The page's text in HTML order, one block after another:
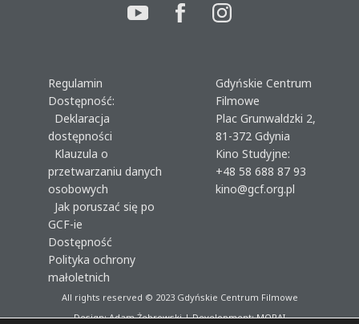
Regulamin
Dostępność:
Deklaracja
dostępności
Klauzula o
przetwarzaniu danych
osobowych
Jak poruszać się po
GCF-ie
Dostępność
Polityka ochrony
małoletnich
Gdyńskie Centrum
Filmowe
Plac Grunwaldzki 2,
81-372 Gdynia
Kino Studyjne:
+48 58 688 87 93
kino@gcf.org.pl
All rights reserved © 2023Gdyńskie Centrum Filmowe
Design: Adam Żebrowski | Development:MORAI